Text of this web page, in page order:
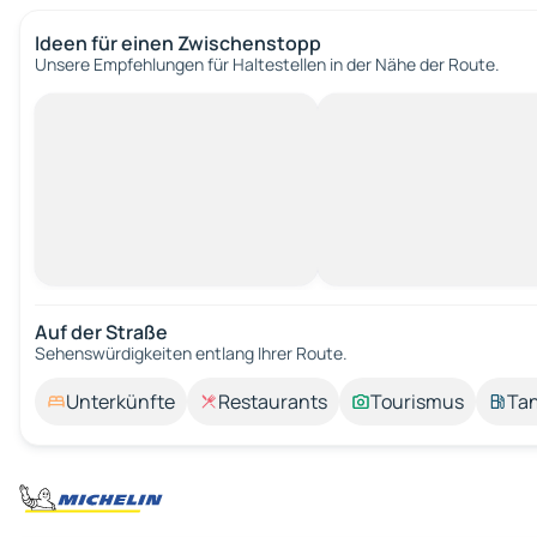
Ideen für einen Zwischenstopp
Unsere Empfehlungen für Haltestellen in der Nähe der Route.
Auf der Straße
Sehenswürdigkeiten entlang Ihrer Route.
Unterkünfte Restaurants Tourismus